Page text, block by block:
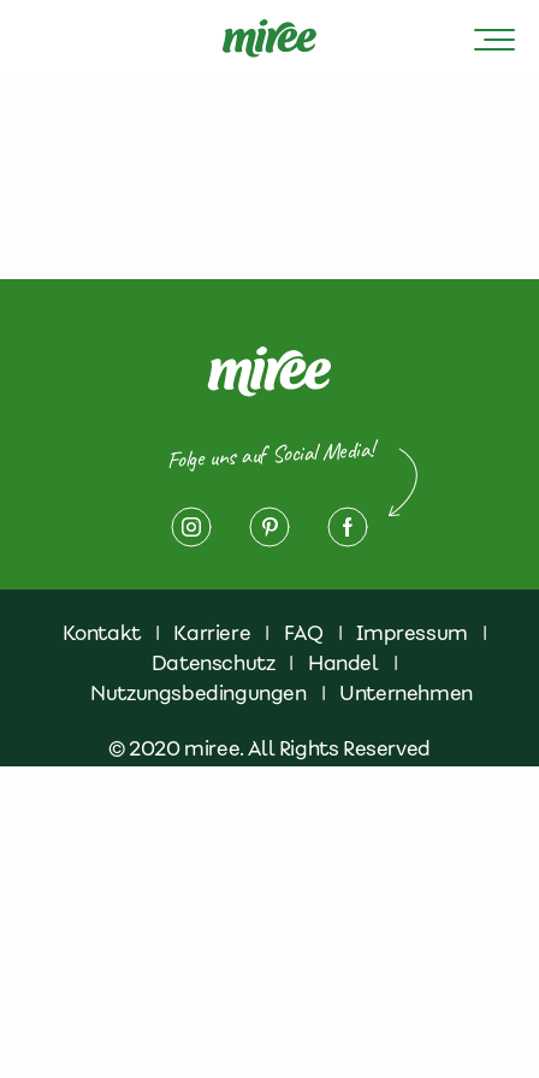
Folge uns auf Social Media!
Kontakt | Karriere | FAQ | Impressum
|
Datenschutz | Handel
|
Nutzungsbedingungen
| Unternehmen
© 2020 miree. All Rights Reserved